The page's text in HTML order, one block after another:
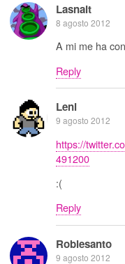
Lasnait
8 agosto 2012
A mi me ha
Reply
Leni
9 agosto 2012
https://
491200
:(
Reply
Roblesanto
9 agosto 2012